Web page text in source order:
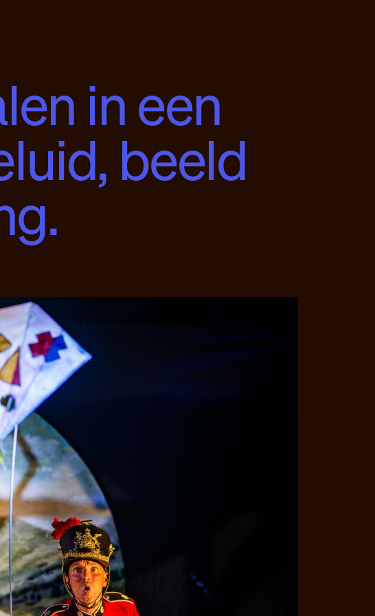
in een
beeld